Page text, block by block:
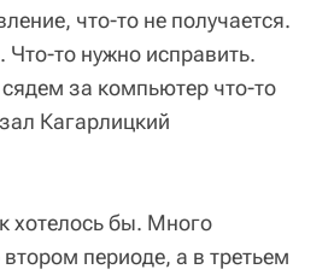
что-то не получается.
то нужно исправить.
за компьютер что-то
Кагарлицкий
хотелось бы. Много
периоде, а в третьем